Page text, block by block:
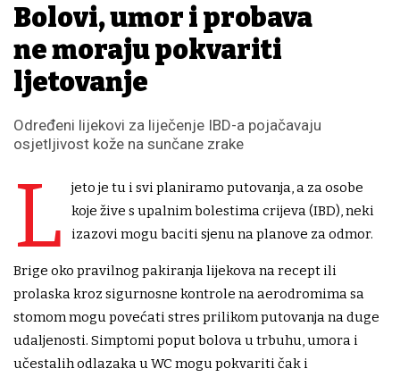
Bolovi, umor i probava
ne moraju pokvariti
ljetovanje
Određeni lijekovi za liječenje IBD-a pojačavaju
osjetljivost kože na sunčane zrake
L
jeto je tu i svi planiramo putovanja, a za osobe
koje žive s upalnim bolestima crijeva (IBD), neki
izazovi mogu baciti sjenu na planove za odmor.
Brige oko pravilnog pakiranja lijekova na recept ili
prolaska kroz sigurnosne kontrole na aerodromima sa
stomom mogu povećati stres prilikom putovanja na duge
udaljenosti. Simptomi poput bolova u trbuhu, umora i
učestalih odlazaka u WC mogu pokvariti čak i